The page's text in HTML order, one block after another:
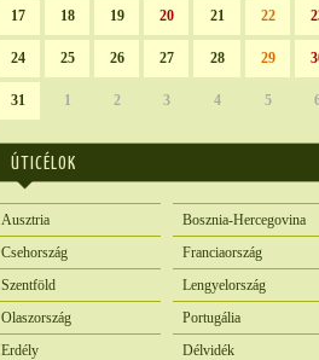
17 18 19 20 21 22
24 25 26 27 28 29
31 1 2 3 4 5
ÚTICÉLOK
Ausztria
Bosznia-Hercegovina
Csehország
Franciaország
Szentföld
Lengyelország
Olaszország
Portugália
Erdély
Délvidék